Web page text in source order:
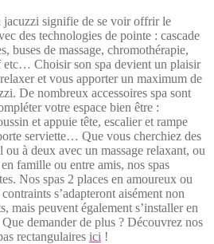
jacuzzi signifie de se voir offrir le
des technologies de pointe : cascade
buses de massage, chromothérapie,
etc… Choisir son spa devient un plaisir
et vous apporter un maximum de
De nombreux accessoires spa sont
votre espace bien être :
et appuie tête, escalier et rampe
serviette… Que vous cherchiez des
à deux avec un massage relaxant, ou
famille ou entre amis, nos spas
Nos spas 2 places en amoureux ou
s’adapteront aisément non
mais peuvent également s’installer en
demander de plus ? Découvrez nos
rectangulaires ici !